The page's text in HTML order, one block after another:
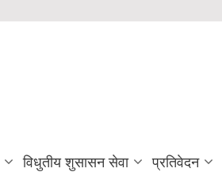
विधुतीय शुसासन सेवा प्रतिवेदन